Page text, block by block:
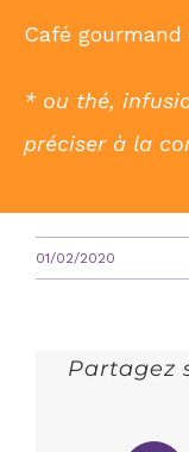
Café
* ou thé,
préciser à la
01/02/2020
Partagez